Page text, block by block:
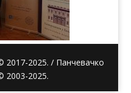
2017-2025. / Панчевачко
2003-2025.